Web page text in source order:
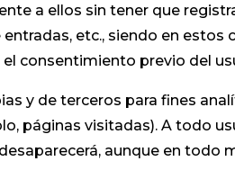
a ellos sin tener que
etc., siendo en
consentimiento previo del
y de terceros para fines
páginas visitadas). A todo
aunque en